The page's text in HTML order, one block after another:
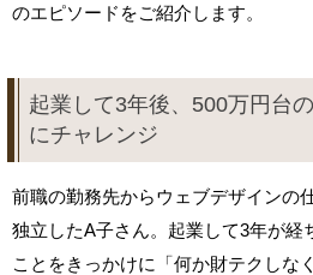
のエピソードをご紹介します。
起業して3年後、500万円台
にチャレンジ
前職の勤務先からウェブデザインの
独立したA子さん。起業して3年が経
ことをきっかけに「何か財テクしな